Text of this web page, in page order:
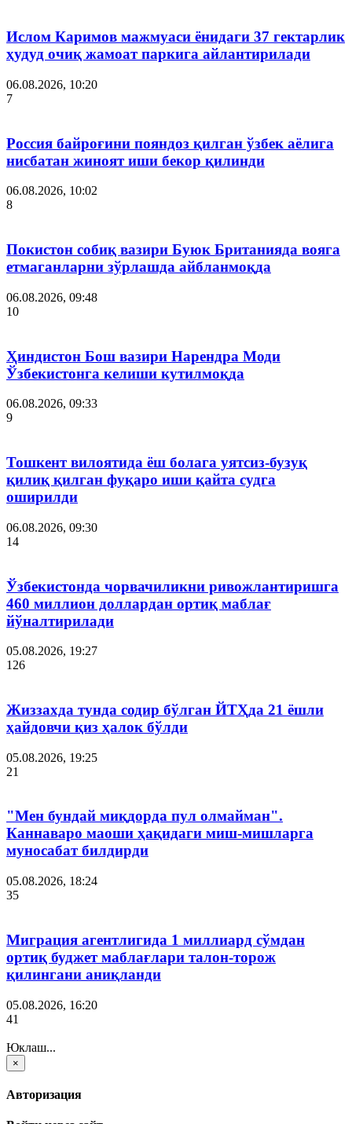
Ислом Каримов мажмуаси ёнидаги 37 гектарлик
ҳудуд очиқ жамоат паркига айлантирилади
06.08.2026, 10:20
7
Россия байроғини пояндоз қилган ўзбек аёлига
нисбатан жиноят иши бекор қилинди
06.08.2026, 10:02
8
Покистон собиқ вазири Буюк Британияда вояга
етмаганларни зўрлашда айбланмоқда
06.08.2026, 09:48
10
Ҳиндистон Бош вазири Нарендра Моди
Ўзбекистонга келиши кутилмоқда
06.08.2026, 09:33
9
Тошкент вилоятида ёш болага уятсиз-бузуқ
қилиқ қилган фуқаро иши қайта судга
оширилди
06.08.2026, 09:30
14
Ўзбекистонда чорвачиликни ривожлантиришга
460 миллион доллардан ортиқ маблағ
йўналтирилади
05.08.2026, 19:27
126
Жиззахда тунда содир бўлган ЙТҲда 21 ёшли
ҳайдовчи қиз ҳалок бўлди
05.08.2026, 19:25
21
"Мен бундай миқдорда пул олмайман".
Каннаваро маоши ҳақидаги миш-мишларга
муносабат билдирди
05.08.2026, 18:24
35
Миграция агентлигида 1 миллиард сўмдан
ортиқ буджет маблағлари талон-торож
қилингани аниқланди
05.08.2026, 16:20
41
Юклаш...
×
Авторизация